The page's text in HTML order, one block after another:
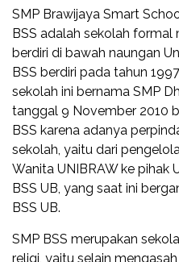
SMP Brawijaya Smart
BSS adalah sekolah
berdiri di bawah naungan
BSS berdiri pada tahun
sekolah ini bernama SMP
tanggal 9 November 2010
BSS karena adanya
sekolah, yaitu dari
Wanita UNIBRAW ke pihak
BSS UB, yang saat ini
BSS UB.
SMP BSS merupakan
religi, yaitu selain